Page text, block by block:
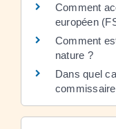
Comment
européen
Comment
nature ?
Dans quel